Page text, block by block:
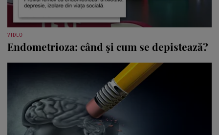
Endometrioza: când și cum se depistează?